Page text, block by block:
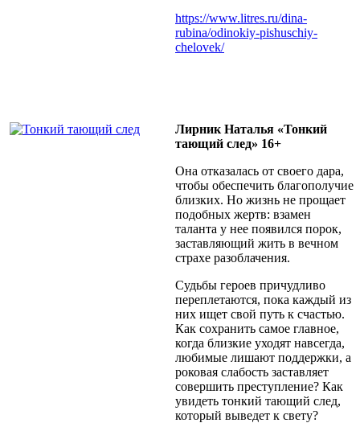
https://www.litres.ru/dina-
rubina/odinokiy-pishuschiy-
chelovek/
Лирник Наталья «Тонкий
тающий след» 16+
Она отказалась от своего дара,
чтобы обеспечить благополучие
близких. Но жизнь не прощает
подобных жертв: взамен
таланта у нее появился порок,
заставляющий жить в вечном
страхе разоблачения.
Судьбы героев причудливо
переплетаются, пока каждый из
них ищет свой путь к счастью.
Как сохранить самое главное,
когда близкие уходят навсегда,
любимые лишают поддержки, а
роковая слабость заставляет
совершить преступление? Как
увидеть тонкий тающий след,
который выведет к свету?